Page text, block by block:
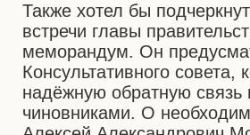
Также хотел бы
встречи главы
меморандум. Он
Консультативного совета,
надёжную обратную
чиновниками. О